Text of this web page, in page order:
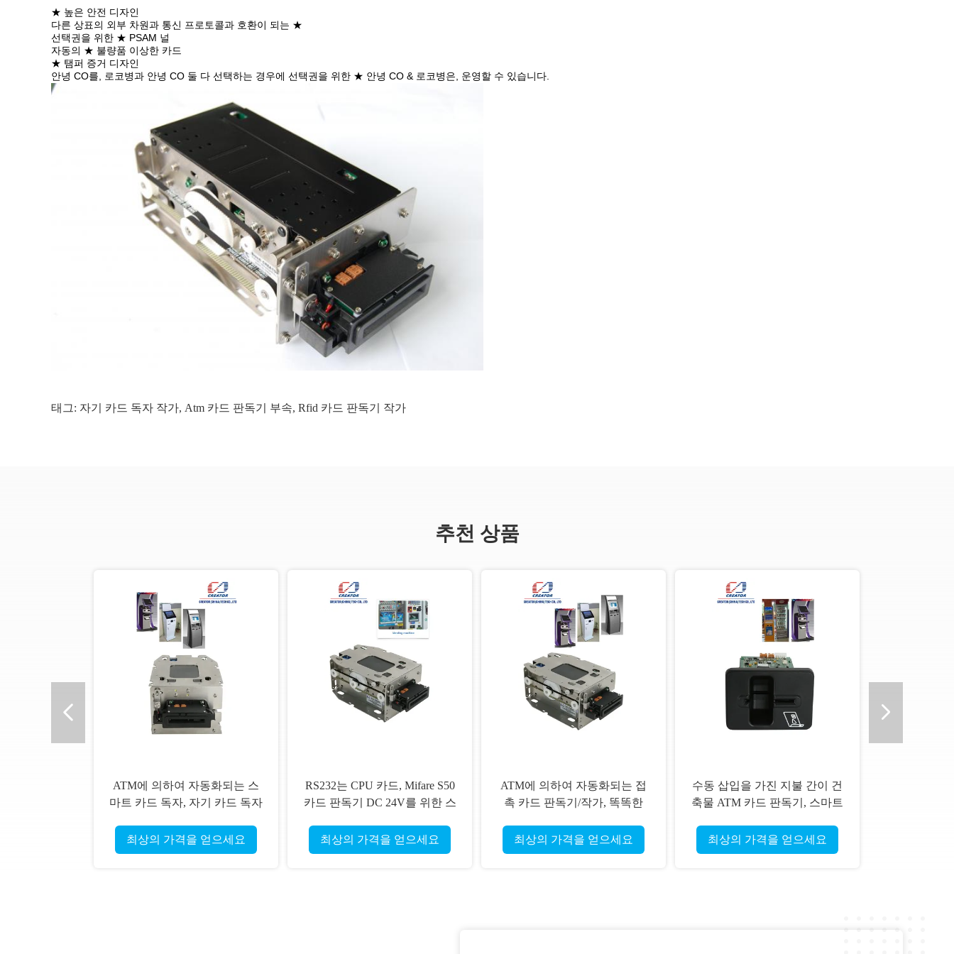
★ 높은 안전 디자인
다른 상표의 외부 차원과 통신 프로토콜과 호환이 되는 ★
선택권을 위한 ★ PSAM 널
자동의 ★ 불량품 이상한 카드
★ 탬퍼 증거 디자인
안녕 CO를, 로코병과 안녕 CO 둘 다 선택하는 경우에 선택권을 위한 ★ 안녕 CO & 로코병은, 운영할 수 있습니다.
태그: 자기 카드 독자 작가, Atm 카드 판독기 부속, Rfid 카드 판독기 작가
추천 상품
ATM에 의하여 자동화되는 스
마트 카드 독자, 자기 카드 독자
최상의 가격을 얻으세요
RS232는 CPU 카드, Mifare S50
카드 판독기 DC 24V를 위한 스
다
최상의 가격을 얻으세요
ATM에 의하여 자동화되는 접
촉 카드 판독기/작가, 똑똑한
최상의 가격을 얻으세요
수동 삽입을 가진 지불 간이 건
축물 ATM 카드 판독기, 스마트
최상의 가격을 얻으세요